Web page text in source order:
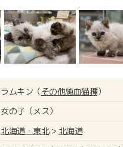
ラムキン（その他純血猫種）
女の子（メス）
北海道・東北> 北海道